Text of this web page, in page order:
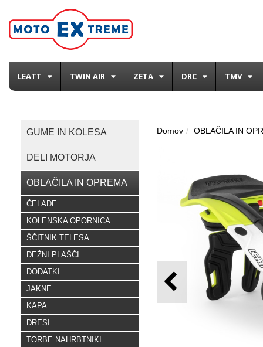
LEATT TWIN AIR ZETA DRC TMV
GUME IN KOLESA
DELI MOTORJA
OBLAČILA IN OPREMA
ČELADE
KOLENSKA OPORNICA
ŠČITNIK TELESA
DEŽNI PLAŠČI
DODATKI
JAKNE
KAPA
DRESI
TORBE NAHRBTNIKI
Domov OBLAČILA IN